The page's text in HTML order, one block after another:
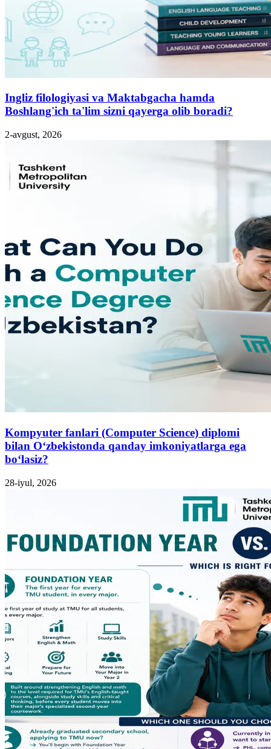
Ingliz filologiyasi va Maktabgacha hamda
Boshlang'ich ta'lim sizni qayerga olib boradi?
2-avgust, 2026
Kompyuter fanlari (Computer Science) diplomi
bilan O‘zbekistonda qanday imkoniyatlarga ega
bo‘lasiz?
28-iyul, 2026